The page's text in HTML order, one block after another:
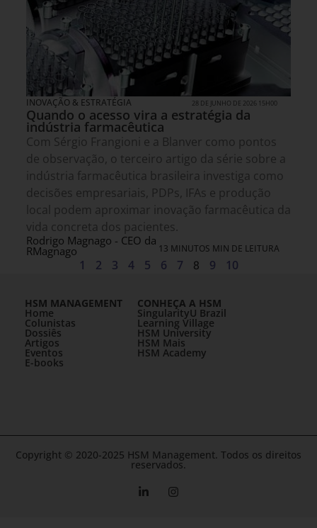
INOVAÇÃO & ESTRATÉGIA 28 DE JUNHO DE 2026 15H00
Quando o acesso vira a estratégia da
indústria farmacêutica
Com Sérgio Frangioni e a Blanver como pontos
de observação, o terceiro artigo da série sobre a
indústria farmacêutica brasileira investiga como
decisões empresariais, PDPs, IFAs e produção
local podem aproximar inovação farmacêutica da
vida concreta dos pacientes.
Rodrigo Magnago - CEO da
RMagnago 13 MINUTOS MIN DE LEITURA
1 2 3 4 5 6 7 8 9 10
HSM MANAGEMENT
Home
Colunistas
Dossiês
Artigos
Eventos
E-books
CONHEÇA A HSM
SingularityU Brazil
Learning Village
HSM University
HSM Mais
HSM Academy
Copyright © 2020-2025 HSM Management. Todos os direitos
reservados.